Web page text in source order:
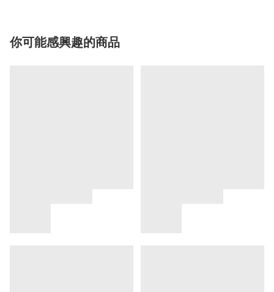
你可能感興趣的商品